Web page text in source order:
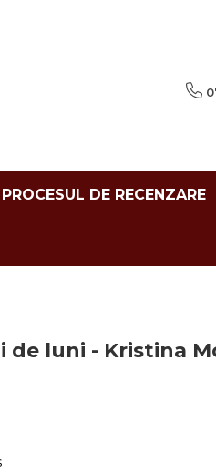
DE RECENZARE
de luni - Kristina